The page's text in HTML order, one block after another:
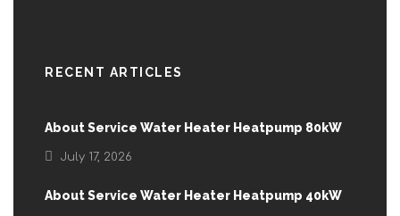
RECENT ARTICLES
About Service Water Heater Heatpump 80kW
July 17, 2026
About Service Water Heater Heatpump 40kW